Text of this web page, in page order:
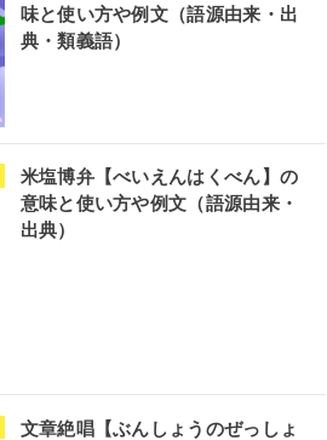
味と使い方や例文（語源由来・出
典・類義語）
米塩博弁【べいえんはくべん】の
意味と使い方や例文（語源由来・
出典）
文章絶唱【ぶんしょうのぜっしょ